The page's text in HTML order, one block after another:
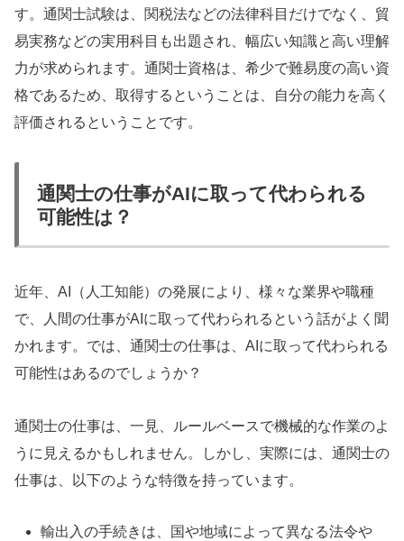
す。通関士試験は、関税法などの法律科目だけでなく、貿
易実務などの実用科目も出題され、幅広い知識と高い理解
力が求められます。通関士資格は、希少で難易度の高い資
格であるため、取得するということは、自分の能力を高く
評価されるということです。
通関士の仕事がAIに取って代わられる
可能性は？
近年、AI（人工知能）の発展により、様々な業界や職種
で、人間の仕事がAIに取って代わられるという話がよく聞
かれます。では、通関士の仕事は、AIに取って代わられる
可能性はあるのでしょうか？
通関士の仕事は、一見、ルールベースで機械的な作業のよ
うに見えるかもしれません。しかし、実際には、通関士の
仕事は、以下のような特徴を持っています。
輸出入の手続きは、国や地域によって異なる法令や